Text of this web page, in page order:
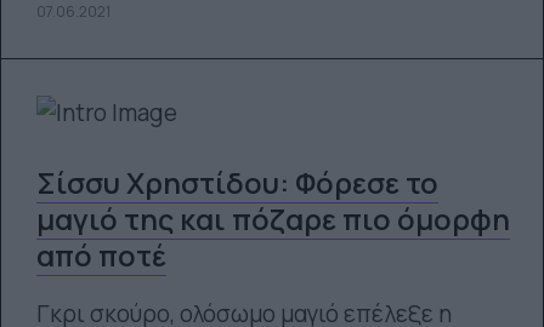
07.06.2021
Σίσσυ Χρηστίδου: Φόρεσε το
μαγιό της και πόζαρε πιο όμορφη
από ποτέ
Γκρι σκούρο, ολόσωμο μαγιό επέλεξε η